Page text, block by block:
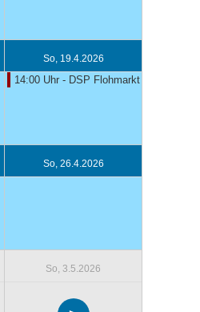
So, 19.4.2026
14:00 Uhr - DSP Flohmarkt
So, 26.4.2026
So, 3.5.2026